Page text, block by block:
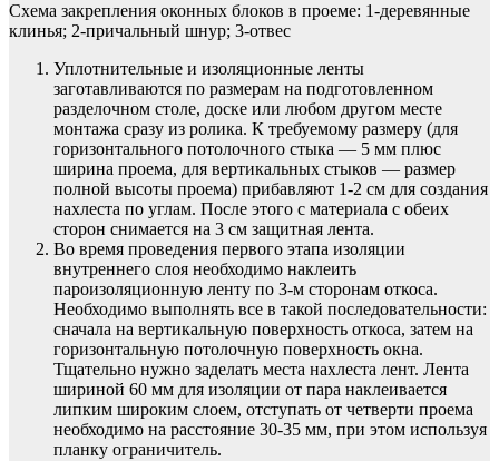
Схема закрепления оконных блоков в проеме: 1-деревянные
клинья; 2-причальный шнур; 3-отвес
Уплотнительные и изоляционные ленты
заготавливаются по размерам на подготовленном
разделочном столе, доске или любом другом месте
монтажа сразу из ролика. К требуемому размеру (для
горизонтального потолочного стыка — 5 мм плюс
ширина проема, для вертикальных стыков — размер
полной высоты проема) прибавляют 1-2 см для создания
нахлеста по углам. После этого с материала с обеих
сторон снимается на 3 см защитная лента.
Во время проведения первого этапа изоляции
внутреннего слоя необходимо наклеить
пароизоляционную ленту по 3-м сторонам откоса.
Необходимо выполнять все в такой последовательности:
сначала на вертикальную поверхность откоса, затем на
горизонтальную потолочную поверхность окна.
Тщательно нужно заделать места нахлеста лент. Лента
шириной 60 мм для изоляции от пара наклеивается
липким широким слоем, отступать от четверти проема
необходимо на расстояние 30-35 мм, при этом используя
планку ограничитель.